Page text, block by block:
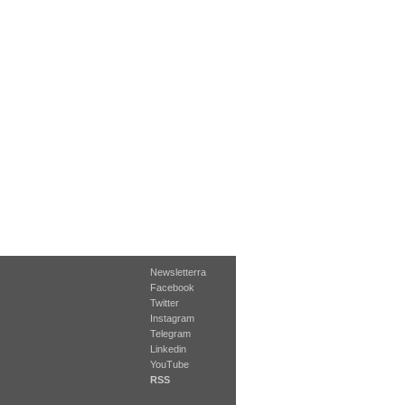
Newsletterra
Facebook
Twitter
Instagram
Telegram
Linkedin
YouTube
RSS